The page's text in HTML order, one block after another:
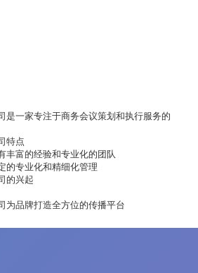
是一家专注于商务会议策划和执行服务的
特点
丰富的经验和专业化的团队
的专业化和精细化管理
的兴起
为品牌打造全方位的传播平台